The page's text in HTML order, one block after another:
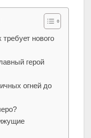
нового
герой
огней до